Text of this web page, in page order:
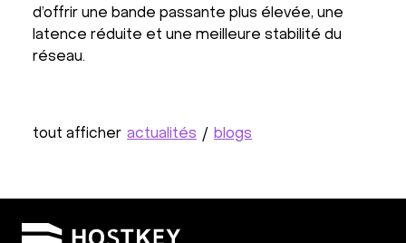
d’offrir une bande passante plus élevée, une
latence réduite et une meilleure stabilité du
réseau.
tout afficher actualités / blogs